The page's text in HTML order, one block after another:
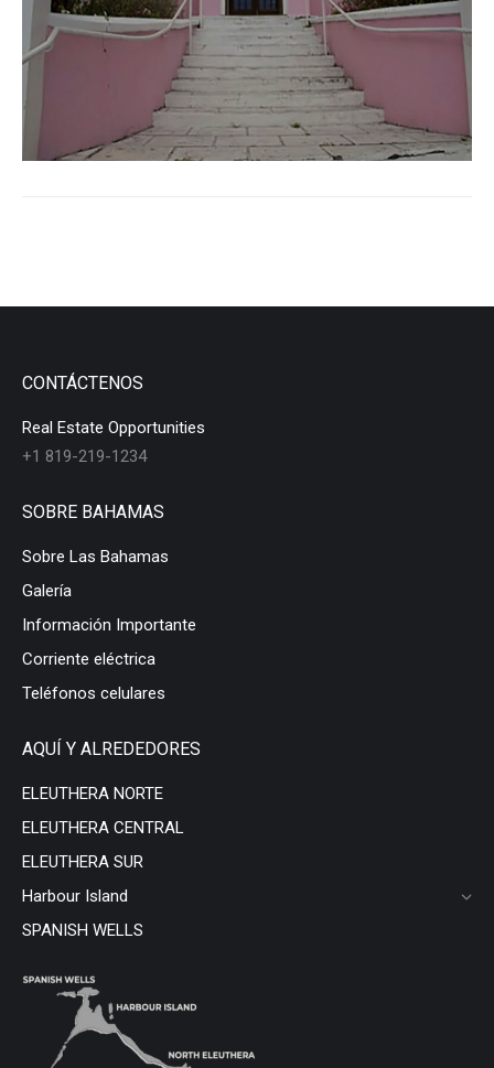
CONTÁCTENOS
Real Estate Opportunities
+1 819-219-1234
SOBRE BAHAMAS
Sobre Las Bahamas
Galería
Información Importante
Corriente eléctrica
Teléfonos celulares
AQUÍ Y ALREDEDORES
ELEUTHERA NORTE
ELEUTHERA CENTRAL
ELEUTHERA SUR
Harbour Island
SPANISH WELLS